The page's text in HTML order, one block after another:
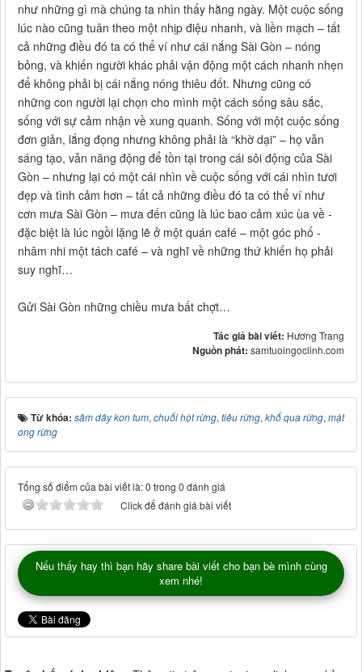
như những gì mà chúng ta nhìn thấy hằng ngày. Một cuộc sống
lúc nào cũng tuân theo một nhịp điệu nhanh, và liền mạch – tất
cả những điều đó ta có thể ví như cái nắng Sài Gòn – nóng
bỏng, và khiến người khác phải vận động một cách nhanh nhẹn
để không phải bị cái nắng nóng thiêu đốt. Nhưng cũng có
những con người lại chọn cho mình một cách sống sâu sắc,
sống với sự cảm nhận về xung quanh. Sống với một cuộc sống
đơn giản, lắng đọng nhưng không phải là “khờ dại” – họ vẫn
sáng tạo, vẫn năng động để tồn tại trong cái sôi động của Sài
Gòn – nhưng lại có một cái nhìn về cuộc sống với cái nhìn tươi
đẹp và tình cảm hơn – tất cả những điều đó ta có thể ví như
cơn mưa Sài Gòn – mưa đến cũng là lúc bao cảm xúc ùa về -
đặc biệt là lúc ngồi lặng lẽ ở một quán café – một góc phố -
nhâm nhi một tách café – và nghĩ về những thứ khiến họ phải
suy nghĩ…
Gửi Sài Gòn những chiều mưa bất chợt…
Tác giả bài viết: Hương Trang
Nguồn phát: samtuoingoclinh.com
Từ khóa: sâm dây kon tum, chuối hột rừng, tiêu rừng, khổ qua rừng, mật
ong rừng
Tổng số điểm của bài viết là: 0 trong 0 đánh giá
Click để đánh giá bài viết
Nếu thấy hay thì bạn hãy share bài viết cho bạn bè mình cùng
xem nhé!